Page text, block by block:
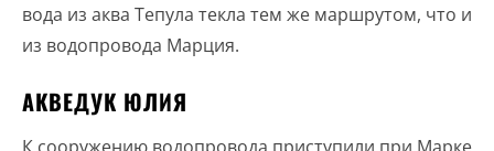
вода из аква Тепула текла тем же маршрутом, что и
из водопровода Марция.
АКВЕДУК ЮЛИЯ